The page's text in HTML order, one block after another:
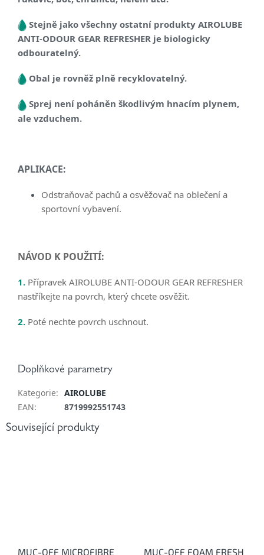
Stejně jako všechny ostatní produkty AIROLUBE
ANTI-ODOUR GEAR REFRESHER je biologicky
odbouratelný.
Obal je rovněž plně recyklovatelný.
Sprej není poháněn škodlivým hnacím plynem,
ale vzduchem.
APLIKACE:
Odstraňovač pachů a osvěžovač na oblečení a
sportovní vybavení.
NÁVOD K POUŽITÍ:
1. Přípravek AIROLUBE ANTI-ODOUR GEAR REFRESHER
nastříkejte na povrch, který chcete osvěžit.
2. Poté nechte povrch uschnout.
Doplňkové parametry
Kategorie: AIROLUBE
EAN: 8719992551743
Související produkty
MUC-OFF MICROFIBRE MUC-OFF FOAM FRESH